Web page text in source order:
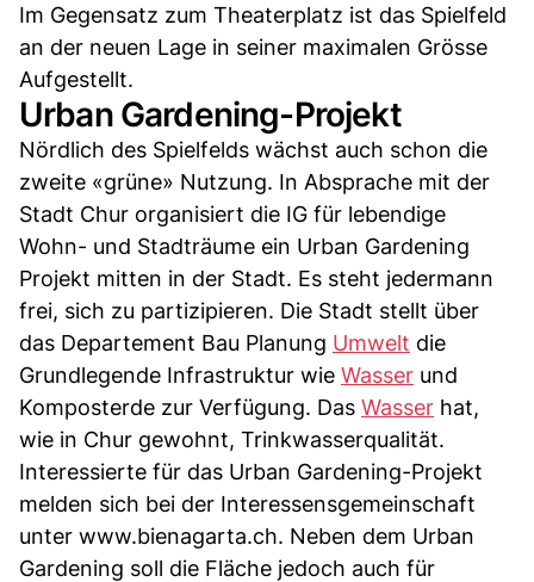
Im Gegensatz zum Theaterplatz ist das Spielfeld
an der neuen Lage in seiner maximalen Grösse
Aufgestellt.
Urban Gardening-Projekt
Nördlich des Spielfelds wächst auch schon die
zweite «grüne» Nutzung. In Absprache mit der
Stadt Chur organisiert die IG für lebendige
Wohn- und Stadträume ein Urban Gardening
Projekt mitten in der Stadt. Es steht jedermann
frei, sich zu partizipieren. Die Stadt stellt über
das Departement Bau Planung Umwelt die
Grundlegende Infrastruktur wie Wasser und
Komposterde zur Verfügung. Das Wasser hat,
wie in Chur gewohnt, Trinkwasserqualität.
Interessierte für das Urban Gardening-Projekt
melden sich bei der Interessensgemeinschaft
unter www.bienagarta.ch. Neben dem Urban
Gardening soll die Fläche jedoch auch für